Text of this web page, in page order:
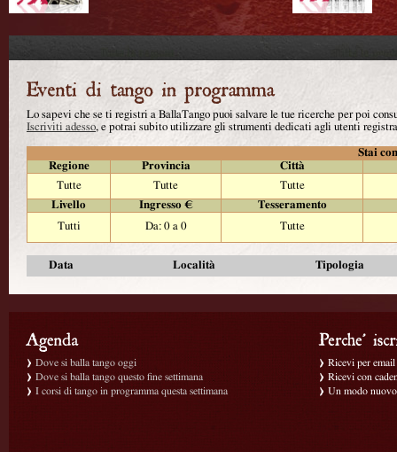
Lo sapevi che se ti registri a BallaTango puoi salvare le tue ricerche per poi
Iscriviti adesso, e potrai subito utilizzare gli strumenti dedicati agli utenti
Stai
Regione
Provincia
Città
Tutte
Tutte
Tutte
Livello
Ingresso €
Tesseramento
Tutti
Da: 0 a 0 Tutte
Data Località Tipologia
Dove si balla tango oggi
Dove si balla tango questo fine settimana
I corsi di tango in programma questa settimana
Ricevi per
Ricevi con
Un modo